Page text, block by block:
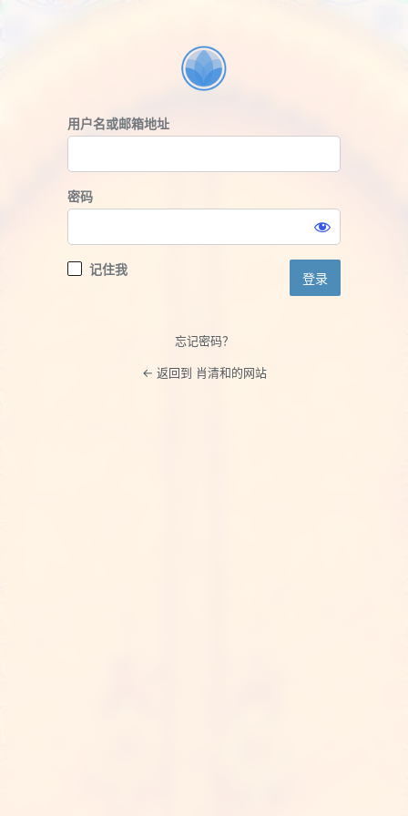
用户名或邮箱地址
密码
记住我
忘记密码？
← 返回到 肖清和的网站